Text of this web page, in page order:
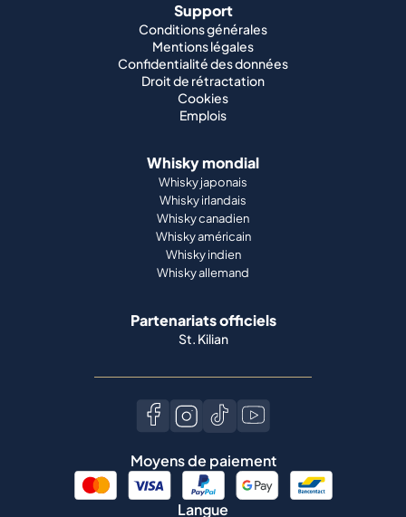
Support
Conditions générales
Mentions légales
Confidentialité des données
Droit de rétractation
Cookies
Emplois
Whisky mondial
Whisky japonais
Whisky irlandais
Whisky canadien
Whisky américain
Whisky indien
Whisky allemand
Partenariats officiels
St. Kilian
Moyens de paiement
Langue